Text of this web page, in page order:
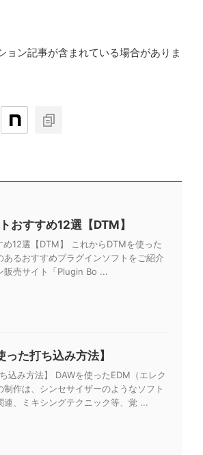
ン記事が含まれている場合がありま
おすすめ12選【DTM】
12選【DTM】 これからDTMを使った
るおすすめプラグインソフトをご紹介
販売サイト「Plugin Bo ...
た打ち込み方法】
込み方法】 DAWを使ったEDM（エレク
作は、シンセサイザーのようなソフト
、ミキシングテクニック等、覚 ...